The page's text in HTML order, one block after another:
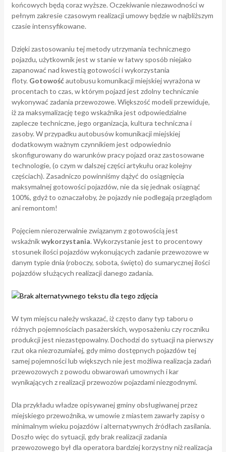
końcowych będą coraz wyższe. Oczekiwanie niezawodności w
pełnym zakresie czasowym realizacji umowy będzie w najbliższym
czasie intensyfikowane.
Dzięki zastosowaniu tej metody utrzymania technicznego
pojazdu, użytkownik jest w stanie w łatwy sposób niejako
zapanować nad kwestią gotowości i wykorzystania
floty. Gotowośćautobusu komunikacji miejskiej wyrażona w
procentach to czas, w którym pojazd jest zdolny technicznie
wykonywać zadania przewozowe. Większość modeli przewiduje,
iż za maksymalizację tego wskaźnika jest odpowiedzialne
zaplecze techniczne, jego organizacja, kultura techniczna i
zasoby. W przypadku autobusów komunikacji miejskiej
dodatkowym ważnym czynnikiem jest odpowiednio
skonfigurowany do warunków pracy pojazd oraz zastosowane
technologie, (o czym w dalszej części artykułu oraz kolejny
częściach). Zasadniczo powinniśmy dążyć do osiągnięcia
maksymalnej gotowości pojazdów, nie da się jednak osiągnąć
100%, gdyż to oznaczałoby, że pojazdy nie podlegają przeglądom
ani remontom!
Pojęciem nierozerwalnie związanym z gotowością jest
wskaźnikwykorzystania. Wykorzystanie jest to procentowy
stosunek ilości pojazdów wykonujących zadanie przewozowe w
danym typie dnia (roboczy, sobota, święto) do sumarycznej ilości
pojazdów służących realizacji danego zadania.
W tym miejscu należy wskazać, iż często dany typ taboru o
różnych pojemnościach pasażerskich, wyposażeniu czy roczniku
produkcji jest niezastępowalny. Dochodzi do sytuacji na pierwszy
rzut oka niezrozumiałej, gdy mimo dostępnych pojazdów tej
samej pojemności lub większych nie jest możliwa realizacja zadań
przewozowych z powodu obwarowań umownych i kar
wynikających z realizacji przewozów pojazdami niezgodnymi.
Dla przykładu władze opisywanej gminy obsługiwanej przez
miejskiego przewoźnika, w umowie z miastem zawarły zapisy o
minimalnym wieku pojazdów i alternatywnych źródłach zasilania.
Doszło więc do sytuacji, gdy brak realizacji zadania
przewozowego był dla operatora bardziej korzystny niż realizacja